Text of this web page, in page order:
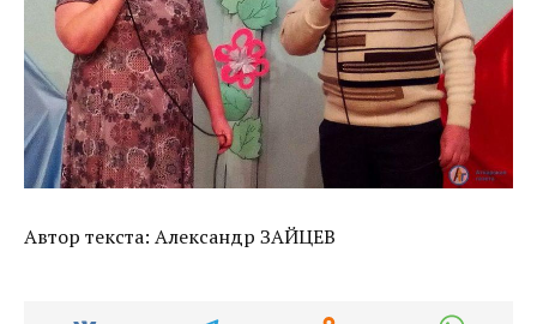
Автор текста: Александр ЗАЙЦЕВ